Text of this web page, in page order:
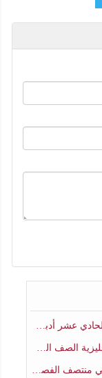
الفصل الثاني
منتصف الفصل الثاني
الفصل الثاني